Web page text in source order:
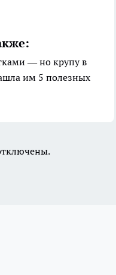
— но крупу в
им 5 полезных